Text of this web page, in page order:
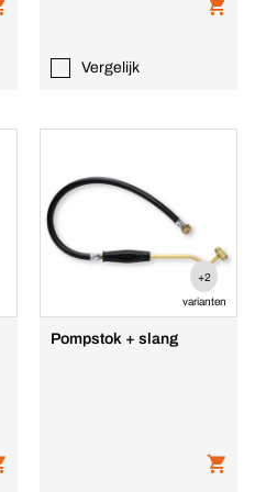
Vergelijk
+2
varianten
Pompstok + slang